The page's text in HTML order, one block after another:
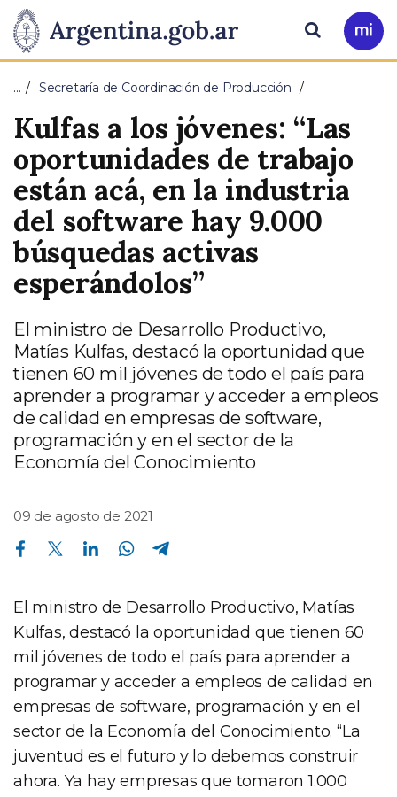
Presidencia
de
la
Nación
Pasar al contenido principal
Ir
a
Buscar
… Secretaría de Coordinación de Producción
Kulfas a los jóvenes: “Las
oportunidades de trabajo
están acá, en la industria
del software hay 9.000
búsquedas activas
esperándolos”
El ministro de Desarrollo Productivo,
Matías Kulfas, destacó la oportunidad que
tienen 60 mil jóvenes de todo el país para
aprender a programar y acceder a empleos
de calidad en empresas de software,
programación y en el sector de la
Economía del Conocimiento
09 de agosto de 2021
Compartir en Facebook Compartir en Twitter Compartir en Linkedin Compartir en Whatsapp
El ministro de Desarrollo Productivo, Matías
Kulfas, destacó la oportunidad que tienen 60
mil jóvenes de todo el país para aprender a
programar y acceder a empleos de calidad en
empresas de software, programación y en el
sector de la Economía del Conocimiento. “La
juventud es el futuro y lo debemos construir
ahora. Ya hay empresas que tomaron 1.000